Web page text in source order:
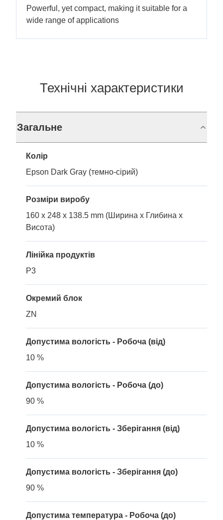
Powerful, yet compact, making it suitable for a
wide range of applications
Технічні характеристики
Загальне
Колір
Epson Dark Gray (темно-сірий)
Розміри виробу
160 x 248 x 138.5 mm (Ширина x Глибина x
Висота)
Лінійка продуктів
P3
Окремий блок
ZN
Допустима вологість - Робоча (від)
10 %
Допустима вологість - Робоча (до)
90 %
Допустима вологість - Зберігання (від)
10 %
Допустима вологість - Зберігання (до)
90 %
Допустима температура - Робоча (до)